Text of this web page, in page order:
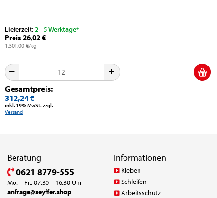
Lieferzeit:2 - 5 Werktage*
Preis 26,02 €
1.301,00 €/kg
Gesamtpreis:
312,24 €
inkl. 19% MwSt. zzgl.
Versand
Beratung
0621 8779-555
Mo. – Fr.: 07:30 – 16:30 Uhr
anfrage@seyffer.shop
Informationen
Kleben
Schleifen
Arbeitsschutz